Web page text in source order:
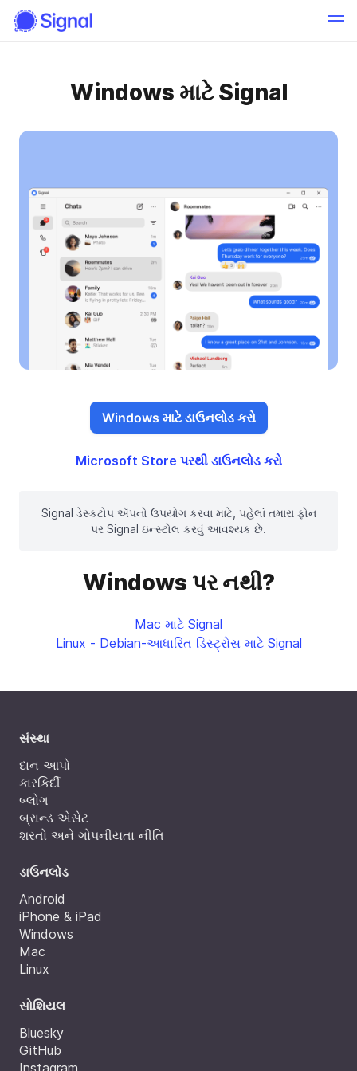
Windows માટે Signal
Windows માટે ડાઉનલોડ કરો
Microsoft Store પરથી ડાઉનલોડ કરો
Signal ડેસ્કટોપ ઍપનો ઉપયોગ કરવા માટે, પહેલાં તમારા ફોન
પર Signal ઇન્સ્ટોલ કરવું આવશ્યક છે.
Windows પર નથી?
Mac માટે Signal
Linux - Debian-આધારિત ડિસ્ટ્રોસ માટે Signal
સંસ્થા
દાન આપો
કારકિર્દી
બ્લોગ
બ્રાન્ડ એસેટ
શરતો અને ગોપનીયતા નીતિ
ડાઉનલોડ
Android
iPhone & iPad
Windows
Mac
Linux
સોશિયલ
Bluesky
GitHub
Instagram